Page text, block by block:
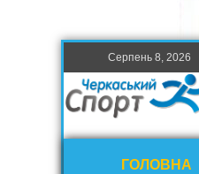
Серпень 8, 2026
ГОЛОВНА